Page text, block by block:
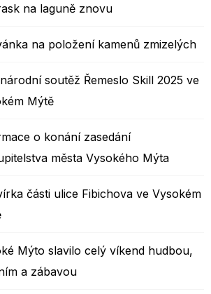
na laguně znovu
na položení kamenů zmizelých
soutěž Řemeslo Skill 2025 ve
Mýtě
o konání zasedání
města Vysokého Mýta
části ulice Fibichova ve Vysokém
Mýto slavilo celý víkend hudbou,
a zábavou